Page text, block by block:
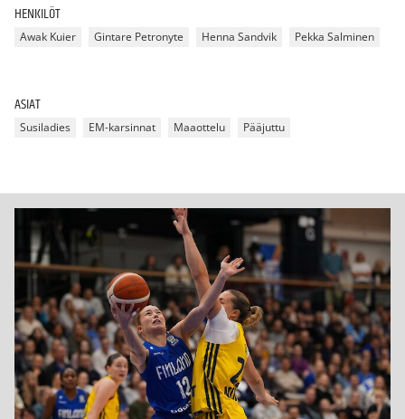
HENKILÖT
Awak Kuier Gintare Petronyte Henna Sandvik Pekka Salminen
ASIAT
Susiladies EM-karsinnat Maaottelu Pääjuttu